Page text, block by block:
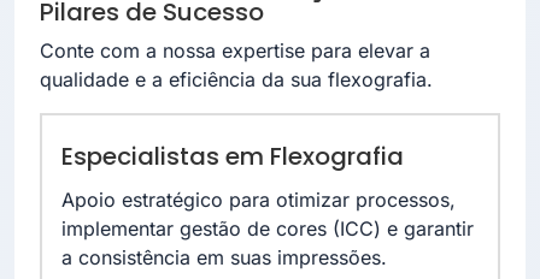
Pilares de Sucesso
Conte com a nossa expertise para elevar a
qualidade e a eficiência da sua flexografia.
Especialistas em Flexografia
Apoio estratégico para otimizar processos,
implementar gestão de cores (ICC) e garantir
a consistência em suas impressões.